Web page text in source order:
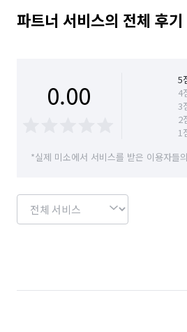
파트너 서비스의 전체 후기
0.00 5
4
3
2
1
*실제 미소에서 서비스를 받은 이용자들